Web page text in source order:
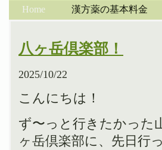
Home 漢方薬の基本料金
八ヶ岳倶楽部！
2025/10/22
こんにちは！
ず〜っと行きたかった
ヶ岳倶楽部に、先日行